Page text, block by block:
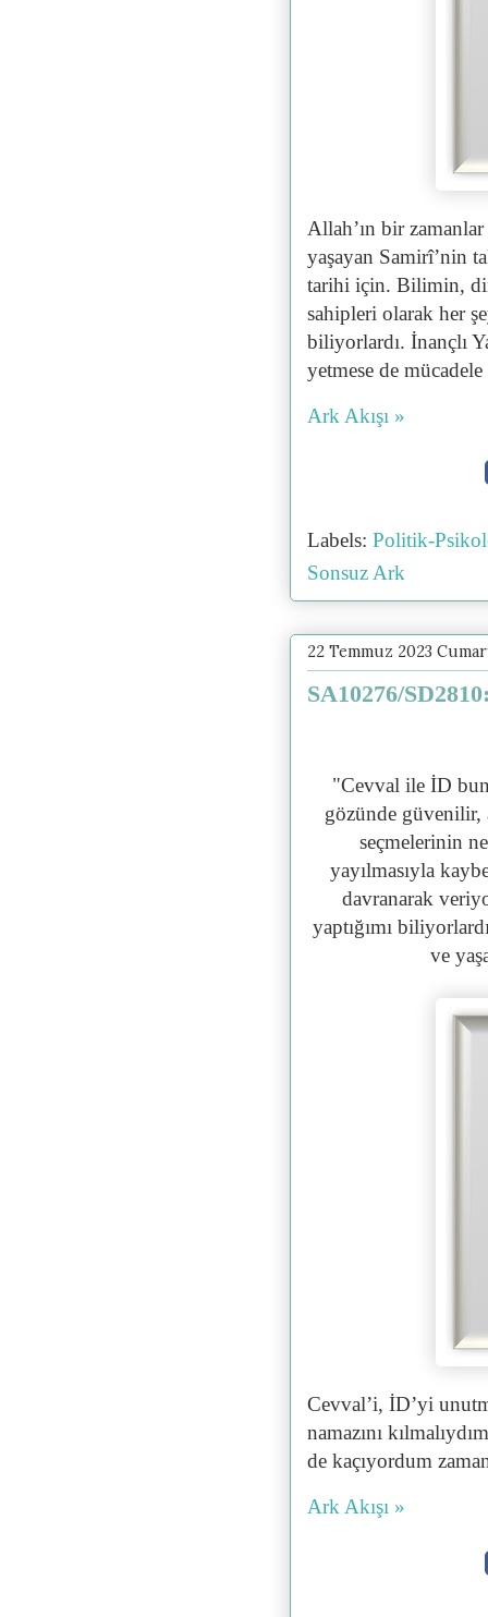
Allah’ın bir
yaşayan Samirî’nin
tarihi için. Bilimin,
sahipleri olarak her
biliyorlardı. İnançlı
yetmese de
Ark Akışı »
Labels: Politik-
Sonsuz Ark
22 Temmuz 2023
SA10276/
"Cevval ile İD
gözünde güvenilir,
seçmelerinin
yayılmasıyla
davranarak
yaptığımı
ve
Cevval’i, İD’yi
namazını
de kaçıyordum
Ark Akışı »